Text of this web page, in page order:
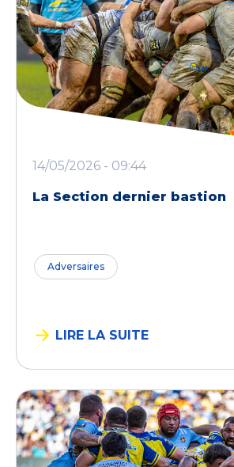
14/05/2026 - 09:44
La Section dernier bastion
Adversaires
LIRE LA SUITE